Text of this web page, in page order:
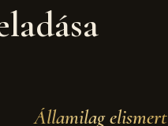
Államilag elismert